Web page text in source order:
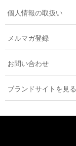
個人情報の取扱い
メルマガ登録
お問い合わせ
ブランドサイトを見る